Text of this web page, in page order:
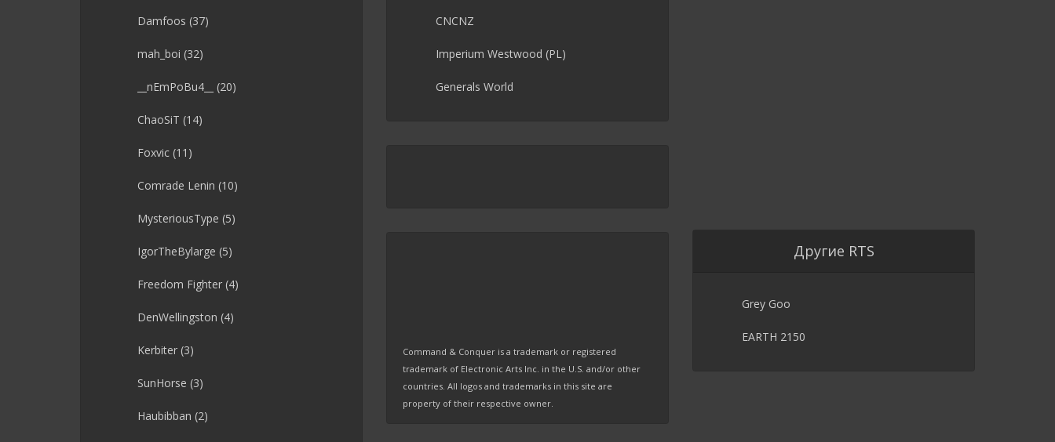
Damfoos (37)
mah_boi (32)
__nEmPoBu4__ (20)
ChaoSiT (14)
Foxvic (11)
Comrade Lenin (10)
MysteriousType (5)
IgorTheBylarge (5)
Freedom Fighter (4)
DenWellingston (4)
Kerbiter (3)
SunHorse (3)
Haubibban (2)
CNCNZ
Imperium Westwood (PL)
Generals World
Command & Conquer is a trademark or registered
trademark of Electronic Arts Inc. in the U.S. and/or other
countries. All logos and trademarks in this site are
property of their respective owner.
Другие RTS
Grey Goo
EARTH 2150